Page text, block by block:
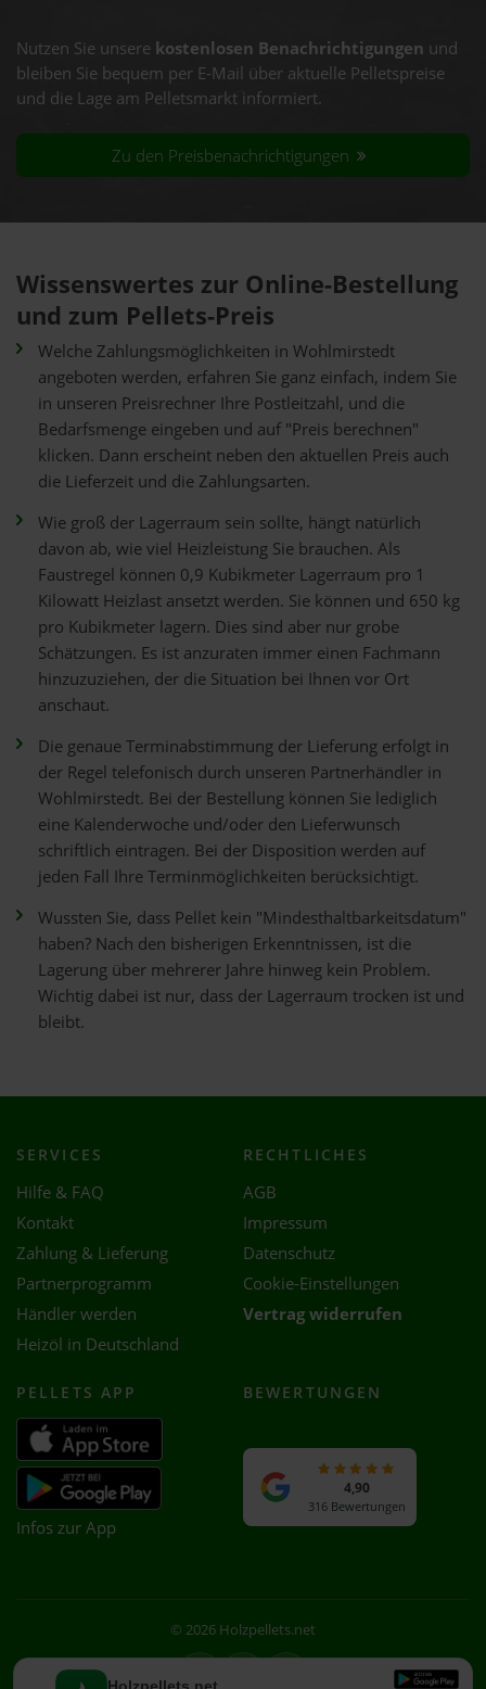
Nutzen Sie unsere kostenlosen Benachrichtigungen und
bleiben Sie bequem per E-Mail über aktuelle Pelletspreise
und die Lage am Pelletsmarkt informiert.
Zu den Preisbenachrichtigungen
Wissenswertes zur Online-Bestellung
und zum Pellets-Preis
Welche Zahlungsmöglichkeiten in Wohlmirstedt
angeboten werden, erfahren Sie ganz einfach, indem Sie
in unseren Preisrechner Ihre Postleitzahl, und die
Bedarfsmenge eingeben und auf "Preis berechnen"
klicken. Dann erscheint neben den aktuellen Preis auch
die Lieferzeit und die Zahlungsarten.
Wie groß der Lagerraum sein sollte, hängt natürlich
davon ab, wie viel Heizleistung Sie brauchen. Als
Faustregel können 0,9 Kubikmeter Lagerraum pro 1
Kilowatt Heizlast ansetzt werden. Sie können und 650 kg
pro Kubikmeter lagern. Dies sind aber nur grobe
Schätzungen. Es ist anzuraten immer einen Fachmann
hinzuzuziehen, der die Situation bei Ihnen vor Ort
anschaut.
Die genaue Terminabstimmung der Lieferung erfolgt in
der Regel telefonisch durch unseren Partnerhändler in
Wohlmirstedt. Bei der Bestellung können Sie lediglich
eine Kalenderwoche und/oder den Lieferwunsch
schriftlich eintragen. Bei der Disposition werden auf
jeden Fall Ihre Terminmöglichkeiten berücksichtigt.
Wussten Sie, dass Pellet kein "Mindesthaltbarkeitsdatum"
haben? Nach den bisherigen Erkenntnissen, ist die
Lagerung über mehrerer Jahre hinweg kein Problem.
Wichtig dabei ist nur, dass der Lagerraum trocken ist und
bleibt.
Holzpellets.net
SERVICES
Hilfe & FAQ
Kontakt
Zahlung & Lieferung
Partnerprogramm
Händler werden
Heizöl in Deutschland
RECHTLICHES
AGB
Impressum
Datenschutz
Cookie-Einstellungen
Vertrag widerrufen
PELLETS APP
Infos zur App
BEWERTUNGEN
4,90
316 Bewertungen
© 2026 Holzpellets.net
Facebook